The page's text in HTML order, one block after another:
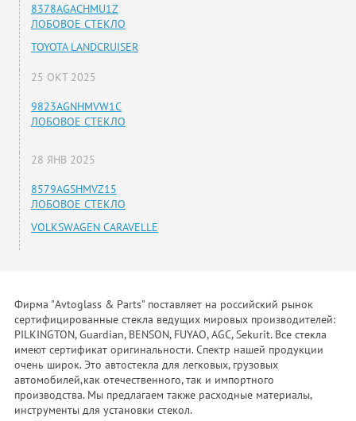
8378AGACHMU1Z
ЛОБОВОЕ СТЕКЛО
TOYOTA LANDCRUISER
25 ОКТ 2025
9823AGNHMVW1C
ЛОБОВОЕ СТЕКЛО
28 ЯНВ 2025
8579AGSHMVZ15
ЛОБОВОЕ СТЕКЛО
VOLKSWAGEN CARAVELLE
Фирма "Avtoglass & Parts" поставляет на российский рынок
сертифицированные стекла ведущих мировых производителей:
PILKINGTON, Guardian, BENSON, FUYAO, AGC, Sekurit. Все стекла
имеют сертификат оригинальности. Спектр нашей продукции
очень широк. Это автостекла для легковых, грузовых
автомобилей,как отечественного, так и импортного
производства. Мы предлагаем также расходные материалы,
инструменты для установки стекол.